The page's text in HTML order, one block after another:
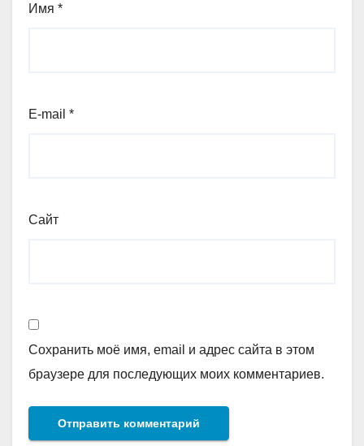
Имя *
E-mail *
Сайт
Сохранить моё имя, email и адрес сайта в этом
браузере для последующих моих комментариев.